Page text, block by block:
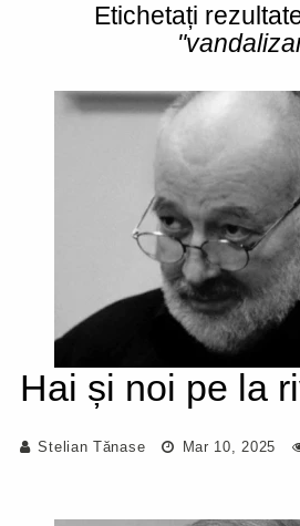
Etichetați
Hai și noi pe la
Stelian Tănase Mar 10, 2025